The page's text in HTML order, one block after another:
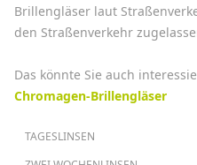
Brillengläser laut
den Straßenverkehr
Das könnte Sie auch
Chromagen-Brillengläser
TAGESLINSEN